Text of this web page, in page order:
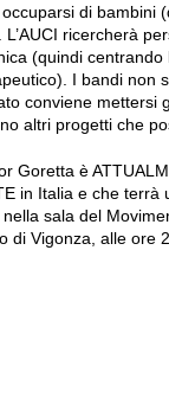
di bambini
L’AUCI ricercherà
(quindi centrando
I bandi non
conviene mettersi
altri progetti che
Goretta è
in Italia e che terrà
sala del
di Vigonza, alle ore